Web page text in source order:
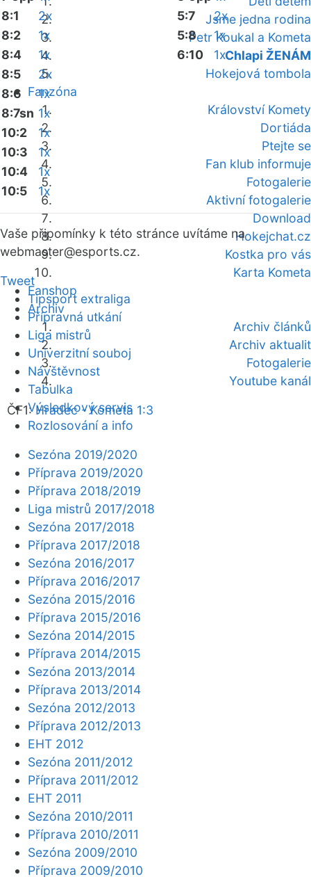
Jsme jedna rodina
Petr Koukal a Kometa
Chlapi ŽENÁM
Hokejová tombola
Fanzóna
Království Komety
Dortiáda
Ptejte se
Fan klub informuje
Fotogalerie
Aktivní fotogalerie
Download
Hokejchat.cz
Kostka pro vás
Karta Kometa
Fanshop
Archiv
Archiv článků
Archiv aktualit
Fotogalerie
Youtube kanál
ČF1:Hradec - Kometa 1:3
8:1
2x
8:2
1x
8:4
1x
8:5
2x
8:6
1x
8:7sn 1x
10:2
1x
10:3
1x
10:4
1x
10:5
1x
5:7
2x
5:8
1x
6:10
1x
Vaše připomínky k této stránce uvítáme na
webmaster@esports.cz.
Tweet
Tipsport extraliga
Přípravná utkání
Liga mistrů
Univerzitní souboj
Návštěvnost
Tabulka
Výsledkový servis
Rozlosování a info
Sezóna 2019/2020
Příprava 2019/2020
Příprava 2018/2019
Liga mistrů 2017/2018
Sezóna 2017/2018
Příprava 2017/2018
Sezóna 2016/2017
Příprava 2016/2017
Sezóna 2015/2016
Příprava 2015/2016
Sezóna 2014/2015
Příprava 2014/2015
Sezóna 2013/2014
Příprava 2013/2014
Sezóna 2012/2013
Příprava 2012/2013
EHT 2012
Sezóna 2011/2012
Příprava 2011/2012
EHT 2011
Sezóna 2010/2011
Příprava 2010/2011
Sezóna 2009/2010
Příprava 2009/2010